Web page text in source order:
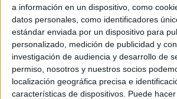
a información en un dispositivo, como
datos personales, como identificadores
estándar enviada por un dispositivo para
personalizado, medición de publicidad y
investigación de audiencia y desarrollo de
permiso, nosotros y nuestros socios
localización geográfica precisa e
características de dispositivos. Puede
Las imágenes de Chandrarevelan
supernova de Tycho en mucho
patrón de grupos brillantes y otras
Eso llevó a los astrónomos a
aglomeración de elementos fue
explosión que destruyó la estrella, o
tarde en la evolución del remanente.